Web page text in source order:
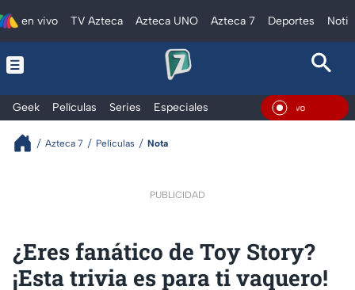
en vivo TV Azteca Azteca UNO Azteca 7 Deportes
Geek Películas Series Especiales En
Azteca 7 Películas Nota
PUBLICIDAD
¿Eres fanático de Toy Story?
¡Esta trivia es para ti vaquero!